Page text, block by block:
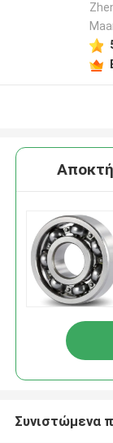
Συνιστώμενα